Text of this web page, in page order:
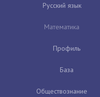
Русский язык
Математика
Профиль
База
Обществознание